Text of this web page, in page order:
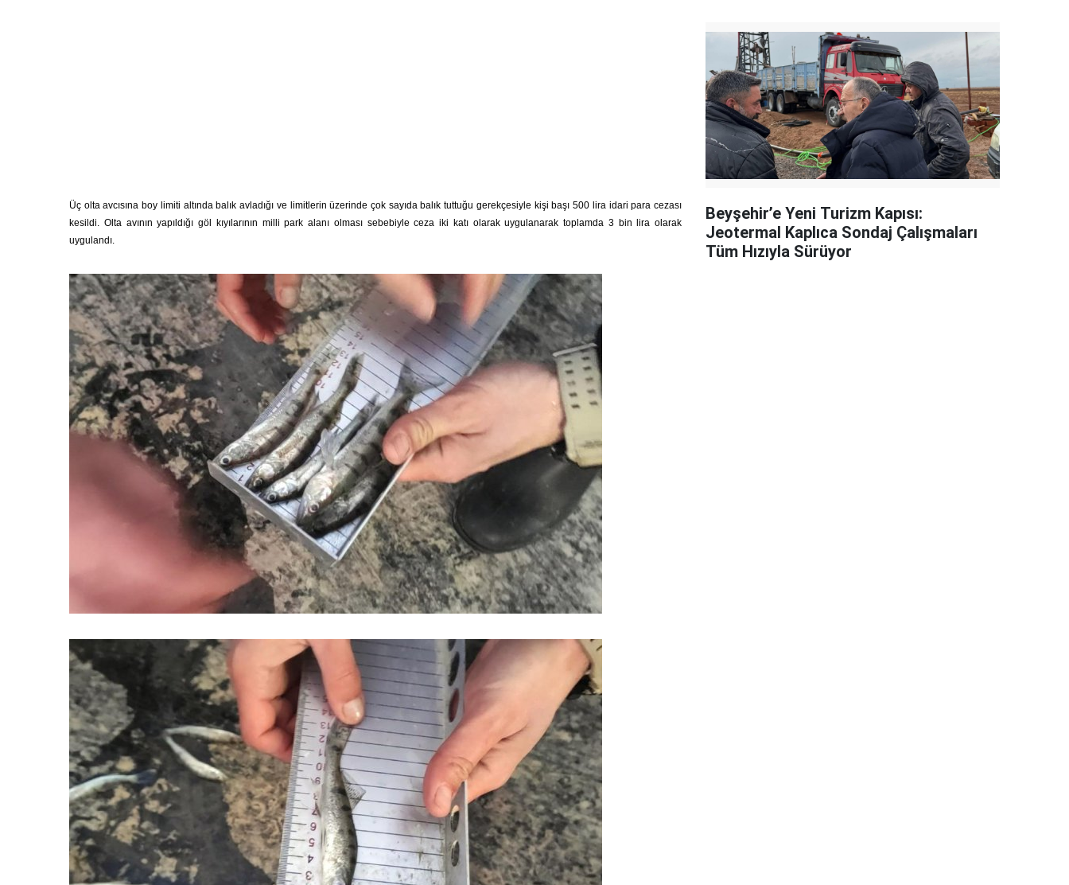
Üç olta avcısına boy limiti altında balık avladığı ve limitlerin üzerinde çok sayıda balık tuttuğu gerekçesiyle kişi başı 500 lira idari para cezası
kesildi. Olta avının yapıldığı göl kıyılarının milli park alanı olması sebebiyle ceza iki katı olarak uygulanarak toplamda 3 bin lira olarak
uygulandı.
Beyşehir’e Yeni Turizm Kapısı:
Jeotermal Kaplıca Sondaj Çalışmaları
Tüm Hızıyla Sürüyor